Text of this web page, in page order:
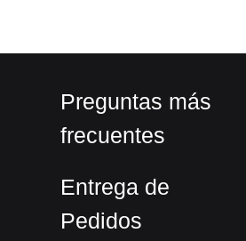
Las
se
pueden
en
página
Preguntas más
frecuentes
Entrega de
Pedidos